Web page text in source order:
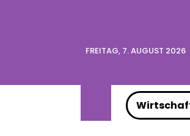
FREITAG, 7. AUGUST 2026